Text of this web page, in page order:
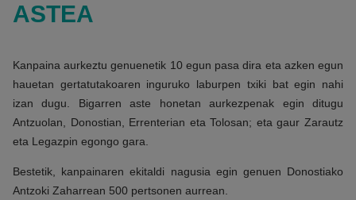
ASTEA
Kanpaina aurkeztu genuenetik 10 egun pasa dira eta azken egun
hauetan gertatutakoaren inguruko laburpen txiki bat egin nahi
izan dugu. Bigarren aste honetan aurkezpenak egin ditugu
Antzuolan, Donostian, Errenterian eta Tolosan; eta gaur Zarautz
eta Legazpin egongo gara.
Bestetik, kanpainaren ekitaldi nagusia egin genuen Donostiako
Antzoki Zaharrean 500 pertsonen aurrean.